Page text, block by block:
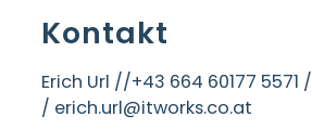
Kontakt
Erich Url //+43 664 60177 5571 /
/ erich.url@itworks.co.at